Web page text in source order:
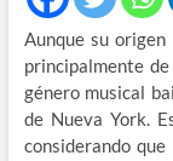
Aunque su
principalmente
género musical
de Nueva York.
considerando